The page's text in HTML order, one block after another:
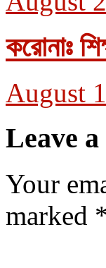
করোনাঃ
August
Leave
Your
marked